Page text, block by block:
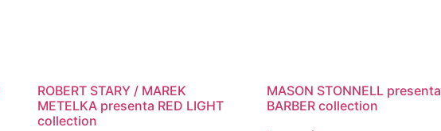
ROBERT STARY / MAREK
METELKA presenta RED LIGHT
collection
MASON STONNELL presenta
BARBER collection